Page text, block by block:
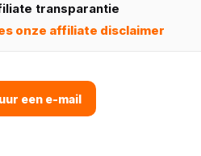
transparantie
onze affiliate disclaimer
een e-mail